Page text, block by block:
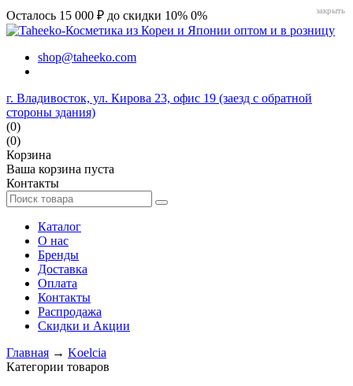
Осталось 15 000 ₽ до скидки 10% 0%
shop@taheeko.com
г. Владивосток, ул. Кирова 23, офис 19 (заезд с обратной
стороны здания)
(0)
(0)
Корзина
Ваша корзина пуста
Контакты
Каталог
О нас
Бренды
Доставка
Оплата
Контакты
Распродажа
Скидки и Акции
Главная → Koelcia
Категории товаров
закрыть